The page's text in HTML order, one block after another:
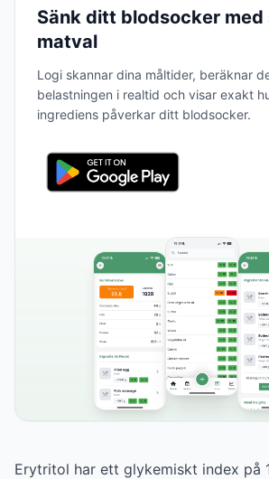
Sänk ditt blodsocker
matval
Logi skannar dina måltider, beräknar
belastningen i realtid och visar exakt
ingrediens påverkar ditt blodsocker.
Erytritol har ett glykemiskt index på